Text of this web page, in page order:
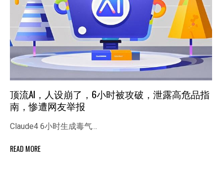
顶流AI，人设崩了，6小时被攻破，泄露高危品指
南，惨遭网友举报
Claude4 6小时生成毒气…
READ MORE